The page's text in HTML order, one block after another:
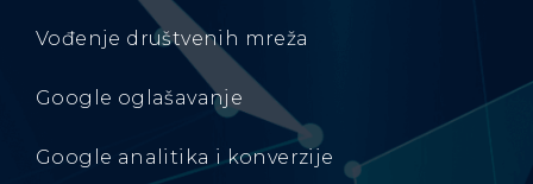
Vođenje društvenih mreža
Google oglašavanje
Google analitika i konverzije